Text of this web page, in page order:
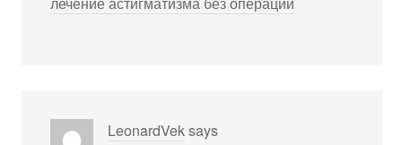
LeonardVeksays